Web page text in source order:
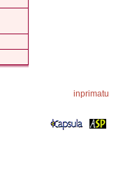
inprimatu